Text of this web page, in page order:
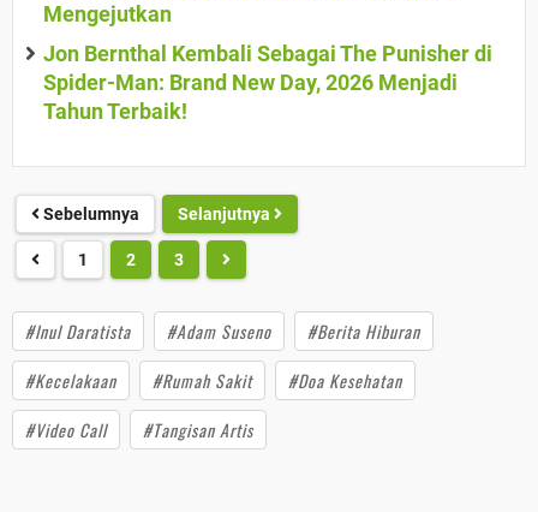
Mengejutkan
Jon Bernthal Kembali Sebagai The Punisher di
Spider-Man: Brand New Day, 2026 Menjadi
Tahun Terbaik!
Sebelumnya Selanjutnya
1 2 3
#Inul Daratista #Adam Suseno
#Berita Hiburan
#Kecelakaan
#Rumah Sakit
#Doa Kesehatan
#Video Call
#Tangisan Artis